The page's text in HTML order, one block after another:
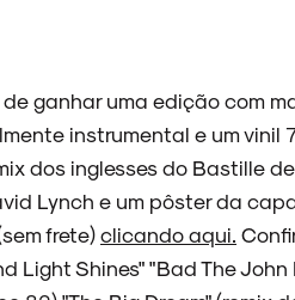
ganhar uma edição com
instrumental e um vinil
dos inglesses do Bastille de
Lynch e um pôster da
frete)clicando aqui.
Light Shines" "Bad The John